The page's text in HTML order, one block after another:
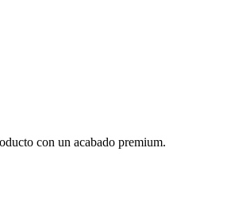
con un acabado premium.